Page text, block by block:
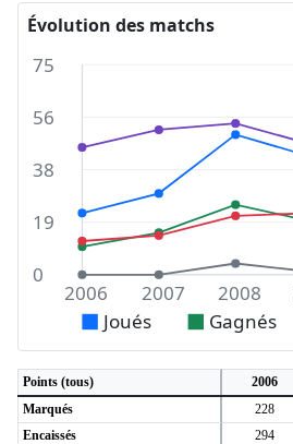
Évolution des matchs
75
56
38
19
0
2006 2007 2008
Joués Gagnés
Points (tous) 2006
Marqués
228
Encaissés
294